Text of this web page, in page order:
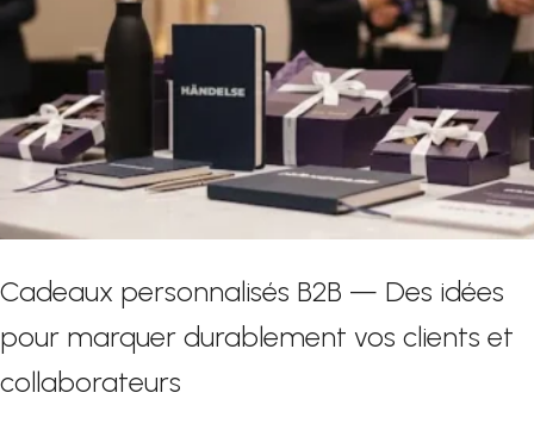
Cadeaux personnalisés B2B — Des idées
pour marquer durablement vos clients et
collaborateurs